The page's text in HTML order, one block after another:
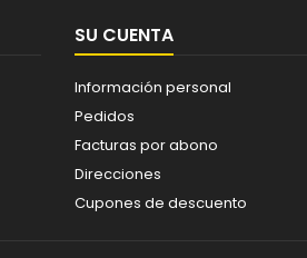
SU CUENTA
Información personal
Pedidos
Facturas por abono
Direcciones
Cupones de descuento